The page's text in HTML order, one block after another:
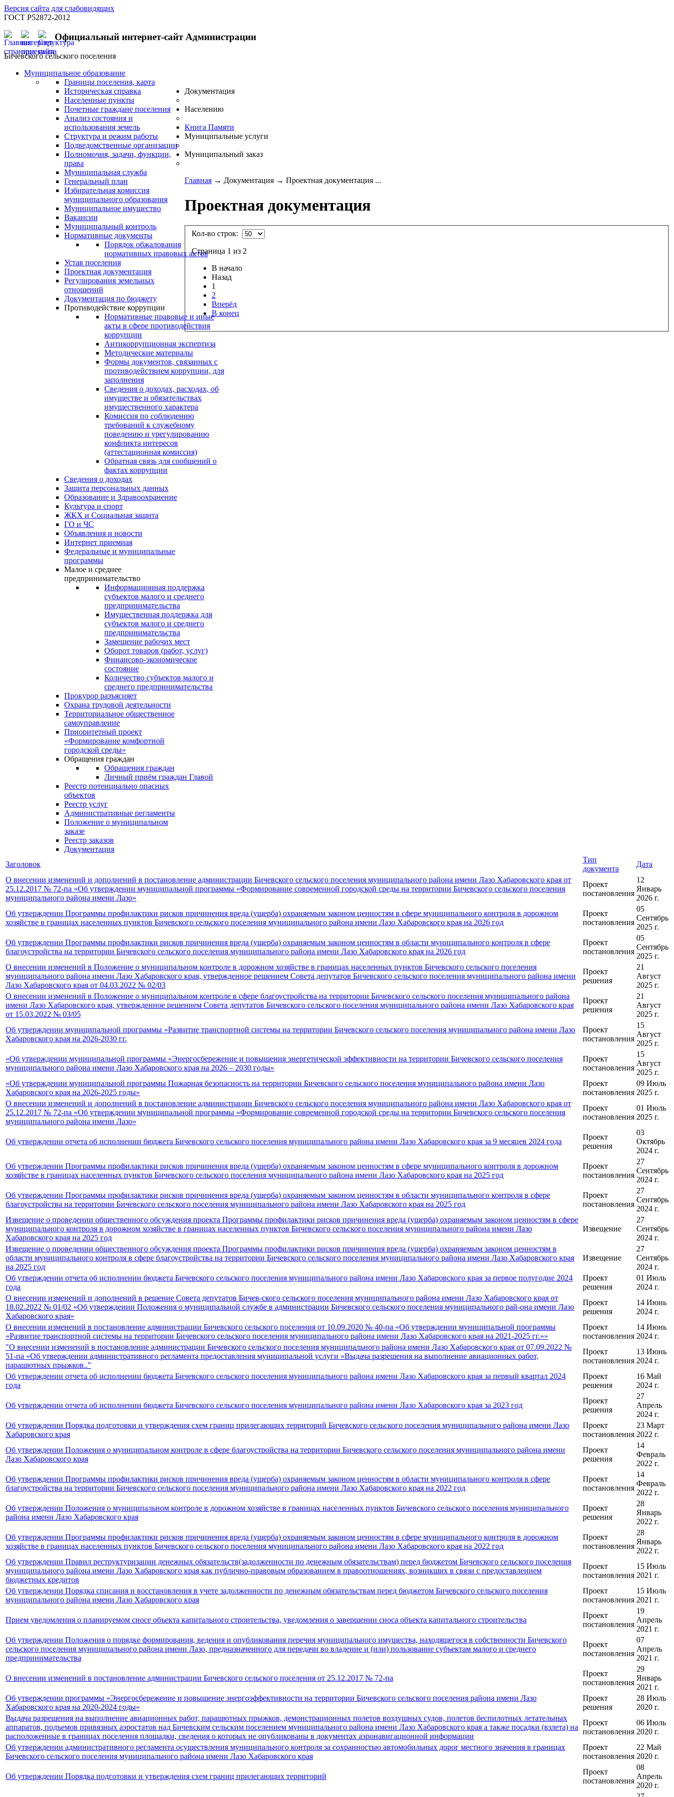
Версия сайта для слабовидящих
ГОСТ Р52872-2012
Официальный интернет-сайт Администрации
Бичевского сельского поселения
Муниципальное образование
Границы поселения, карта
Историческая справка
Населенные пункты
Почетные граждане поселения
Анализ состояния и
использования земель
Структура и режим работы
Подведомственные организации
Полномочия, задачи, функции,
права
Муниципальная служба
Генеральный план
Избирательная комиссия
муниципального образования
Муниципальное имущество
Вакансии
Муниципальный контроль
Документация
Нормативные документы
Порядок обжалования
нормативных правовых актов
Устав поселения
Проектная документация
Регулирования земельных
отношений
Документация по бюджету
Противодействие коррупции
Нормативные правовые и иные
акты в сфере противодействия
коррупции
Антикоррупционная экспертиза
Методические материалы
Формы документов, связанных с
противодействием коррупции, для
заполнения
Сведения о доходах, расходах, об
имуществе и обязательствах
имущественного характера
Комиссия по соблюдению
требований к служебному
поведению и урегулированию
конфликта интересов
(аттестационная комиссия)
Обратная связь для сообщений о
фактах коррупции
Сведения о доходах
Защита персональных данных
Населению
Образование и Здравоохранение
Культура и спорт
ЖКХ и Социальная защита
ГО и ЧС
Объявления и новости
Интернет приемная
Федеральные и муниципальные
программы
Малое и среднее
предпринимательство
Информационная поддержка
субъектов малого и среднего
предпринимательства
Имущественная поддержка для
субъектов малого и среднего
предпринимательства
Замещение рабочих мест
Оборот товаров (работ, услуг)
Финансово-экономическое
состояние
Количество субъектов малого и
среднего предпринимательства
Прокурор разъясняет
Охрана трудовой деятельности
Территориальное общественное
самоуправление
Приоритетный проект
«Формирование комфортной
городской среды»
Обращения граждан
Обращения граждан
Личный приём граждан Главой
Реестр потенциально опасных
объектов
Книга Памяти
Муниципальные услуги
Реестр услуг
Административные регламенты
Муниципальный заказ
Положение о муниципальном
заказе
Реестр заказов
Документация
Главная → Документация → Проектная документация ...
Проектная документация
Кол-во строк:
Страница 1 из 2
В начало
Назад
1
2
Вперёд
В конец
Заголовок
Тип
документа
Дата
О внесении изменений и дополнений в постановление администрации Бичевского сельского поселения муниципального района имени Лазо Хабаровского края от
25.12.2017 № 72-па «Об утверждении муниципальной программы «Формирование современной городской среды на территории Бичевского сельского поселения
муниципального района имени Лазо»
Проект
постановления
12
Январь
2026 г.
Об утверждении Программы профилактики рисков причинения вреда (ущерба) охраняемым законом ценностям в сфере муниципального контроля в дорожном
хозяйстве в границах населенных пунктов Бичевского сельского поселения муниципального района имени Лазо Хабаровского края на 2026 год
Проект
постановления
05
Сентябрь
2025 г.
Об утверждении Программы профилактики рисков причинения вреда (ущерба) охраняемым законом ценностям в области муниципального контроля в сфере
благоустройства на территории Бичевского сельского поселения муниципального района имени Лазо Хабаровского края на 2026 год
Проект
постановления
05
Сентябрь
2025 г.
О внесении изменений в Положение о муниципальном контроле в дорожном хозяйстве в границах населенных пунктов Бичевского сельского поселения
муниципального района имени Лазо Хабаровского края, утвержденное решением Совета депутатов Бичевского сельского поселения муниципального района имени
Лазо Хабаровского края от 04.03.2022 № 02/03
Проект
решения
21
Август
2025 г.
О внесении изменений в Положение о муниципальном контроле в сфере благоустройства на территории Бичевского сельского поселения муниципального района
имени Лазо Хабаровского края, утвержденное решением Совета депутатов Бичевского сельского поселения муниципального района имени Лазо Хабаровского края
от 15.03.2022 № 03/05
Проект
решения
21
Август
2025 г.
Об утверждении муниципальной программы «Развитие транспортной системы на территории Бичевского сельского поселения муниципального района имени Лазо
Хабаровского края на 2026-2030 гг.
Проект
постановления
15
Август
2025 г.
«Об утверждении муниципальной программы «Энергосбережение и повышения энергетической эффективности на территории Бичевского сельского поселения
муниципального района имени Лазо Хабаровского края на 2026 – 2030 годы»
Проект
постановления
15
Август
2025 г.
«Об утверждении муниципальной программы Пожарная безопасность на территории Бичевского сельского поселения муниципального района имени Лазо
Хабаровского края на 2026-2025 годы»
Проект
постановления
09 Июль
2025 г.
О внесении изменений и дополнений в постановление администрации Бичевского сельского поселения муниципального района имени Лазо Хабаровского края от
25.12.2017 № 72-па «Об утверждении муниципальной программы «Формирование современной городской среды на территории Бичевского сельского поселения
муниципального района имени Лазо»
Проект
постановления
01 Июль
2025 г.
Об утверждении отчета об исполнении бюджета Бичевского сельского поселения муниципального района имени Лазо Хабаровского края за 9 месяцев 2024 года
Проект
решения
03
Октябрь
2024 г.
Об утверждении Программы профилактики рисков причинения вреда (ущерба) охраняемым законом ценностям в сфере муниципального контроля в дорожном
хозяйстве в границах населенных пунктов Бичевского сельского поселения муниципального района имени Лазо Хабаровского края на 2025 год
Проект
постановления
27
Сентябрь
2024 г.
Об утверждении Программы профилактики рисков причинения вреда (ущерба) охраняемым законом ценностям в области муниципального контроля в сфере
благоустройства на территории Бичевского сельского поселения муниципального района имени Лазо Хабаровского края на 2025 год
Проект
постановления
27
Сентябрь
2024 г.
Извещение о проведении общественного обсуждения проекта Программы профилактики рисков причинения вреда (ущерба) охраняемым законом ценностям в сфере
муниципального контроля в дорожном хозяйстве в границах населенных пунктов Бичевского сельского поселения муниципального района имени Лазо
Хабаровского края на 2025 год
Извещение
27
Сентябрь
2024 г.
Извещение о проведении общественного обсуждения проекта Программы профилактики рисков причинения вреда (ущерба) охраняемым законом ценностям в
области муниципального контроля в сфере благоустройства на территории Бичевского сельского поселения муниципального района имени Лазо Хабаровского края
на 2025 год
Извещение
27
Сентябрь
2024 г.
Об утверждении отчета об исполнении бюджета Бичевского сельского поселения муниципального района имени Лазо Хабаровского края за первое полугодие 2024
года
Проект
решения
01 Июль
2024 г.
О внесении изменений и дополнений в решение Совета депутатов Бичев-ского сельского поселения муниципального района имени Лазо Хабаровского края от
18.02.2022 № 01/02 «Об утверждении Положения о муниципальной службе в администрации Бичевского сельского поселения муниципального рай-она имени Лазо
Хабаровского края»
Проект
решения
14 Июнь
2024 г.
О внесении изменений в постановление администрации Бичевского сельского поселения от 10.09.2020 № 40-па «Об утверждении муниципальной программы
«Развитие транспортной системы на территории Бичевского сельского поселения муниципального района имени Лазо Хабаровского края на 2021-2025 гг.»»
Проект
постановления
14 Июнь
2024 г.
"О внесении изменений в постановление администрации Бичевского сельского поселения муниципального района имени Лазо Хабаровского края от 07.09.2022 №
51-па «Об утверждении административного регламента предоставления муниципальной услуги «Выдача разрешения на выполнение авиационных работ,
парашютных прыжков.."
Проект
постановления
13 Июнь
2024 г.
Об утверждении отчета об исполнении бюджета Бичевского сельского поселения муниципального района имени Лазо Хабаровского края за первый квартал 2024
года
Проект
решения
16 Май
2024 г.
Об утверждении отчета об исполнении бюджета Бичевского сельского поселения муниципального района имени Лазо Хабаровского края за 2023 год
Проект
решения
27
Апрель
2024 г.
Об утверждении Порядка подготовки и утверждения схем границ прилегающих территорий Бичевского сельского поселения муниципального района имени Лазо
Хабаровского края
Проект
постановления
23 Март
2022 г.
Об утверждении Положения о муниципальном контроле в сфере благоустройства на территории Бичевского сельского поселения муниципального района имени
Лазо Хабаровского края
Проект
решения
14
Февраль
2022 г.
Об утверждении Программы профилактики рисков причинения вреда (ущерба) охраняемым законом ценностям в области муниципального контроля в сфере
благоустройства на территории Бичевского сельского поселения муниципального района имени Лазо Хабаровского края на 2022 год
Проект
постановления
14
Февраль
2022 г.
Об утверждении Положения о муниципальном контроле в дорожном хозяйстве в границах населенных пунктов Бичевского сельского поселения муниципального
района имени Лазо Хабаровского края
Проект
решения
28
Январь
2022 г.
Об утверждении Программы профилактики рисков причинения вреда (ущерба) охраняемым законом ценностям в сфере муниципального контроля в дорожном
хозяйстве в границах населенных пунктов Бичевского сельского поселения муниципального района имени Лазо Хабаровского края на 2022 год
Проект
постановления
28
Январь
2022 г.
Об утверждении Правил реструктуризации денежных обязательств(задолженности по денежным обязательствам) перед бюджетом Бичевского сельского поселения
муниципального района имени Лазо Хабаровского края как публично-правовым образованием в правоотношениях, возникших в связи с предоставлением
бюджетных кредитов
Проект
постановления
15 Июль
2021 г.
Об утверждении Порядка списания и восстановления в учете задолженности по денежным обязательствам перед бюджетом Бичевского сельского поселения
муниципального района имени Лазо Хабаровского края
Проект
постановления
15 Июль
2021 г.
Прием уведомления о планируемом сносе объекта капитального строительства, уведомления о завершении сноса объекта капитального строительства
Проект
постановления
19
Апрель
2021 г.
Об утверждении Положения о порядке формирования, ведения и опубликования перечня муниципального имущества, находящегося в собственности Бичевского
сельского поселения муниципального района имени Лазо, предназначенного для передачи во владение и (или) пользование субъектам малого и среднего
предпринимательства
Проект
постановления
07
Апрель
2021 г.
О внесении изменений в постановление администрации Бичевского сельского поселения от 25.12.2017 № 72-па
Проект
постановления
29
Январь
2021 г.
Об утверждении программы «Энергосбережение и повышение энергоэффективности на территории Бичевского сельского поселения района имени Лазо
Хабаровского края на 2020-2024 годы»
Проект
решения
28 Июль
2020 г.
Выдача разрешения на выполнение авиационных работ, парашютных прыжков, демонстрационных полетов воздушных судов, полетов беспилотных летательных
аппаратов, подъемов привязных аэростатов над Бичевским сельским поселением муниципального района имени Лазо Хабаровского края а также посадки (взлета) на
расположенные в границах поселения площадки, сведения о которых не опубликованы в документах аэронавигационной информации
Проект
постановления
06 Июль
2020 г.
Об утверждении административного регламента осуществления муниципального контроля за сохранностью автомобильных дорог местного значения в границах
Бичевского сельского поселения муниципального района имени Лазо Хабаровского края
Проект
постановления
22 Май
2020 г.
Об утверждении Порядка подготовки и утверждения схем границ прилегающих территорий
Проект
постановления
08
Апрель
2020 г.